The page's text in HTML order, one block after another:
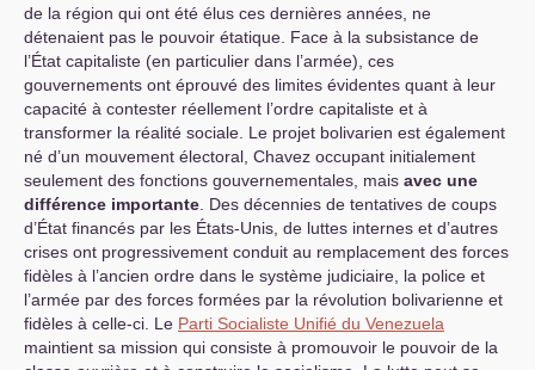
de la région qui ont été élus ces dernières années, ne
détenaient pas le pouvoir étatique. Face à la subsistance de
l’État capitaliste (en particulier dans l’armée), ces
gouvernements ont éprouvé des limites évidentes quant à leur
capacité à contester réellement l’ordre capitaliste et à
transformer la réalité sociale. Le projet bolivarien est également
né d’un mouvement électoral, Chavez occupant initialement
seulement des fonctions gouvernementales, mais avec une
différence importante . Des décennies de tentatives de coups
d’État financés par les États-Unis, de luttes internes et d’autres
crises ont progressivement conduit au remplacement des forces
fidèles à l’ancien ordre dans le système judiciaire, la police et
l’armée par des forces formées par la révolution bolivarienne et
fidèles à celle-ci. Le Parti Socialiste Unifié du Venezuela
maintient sa mission qui consiste à promouvoir le pouvoir de la